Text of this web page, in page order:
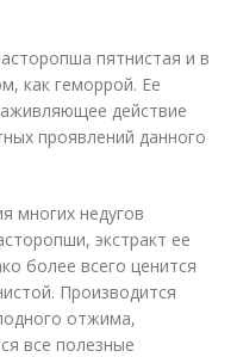
пятнистая и в
как геморрой. Ее
действие
проявлений данного
многих недугов
экстракт ее
более всего ценится
Производится
отжима,
все полезные